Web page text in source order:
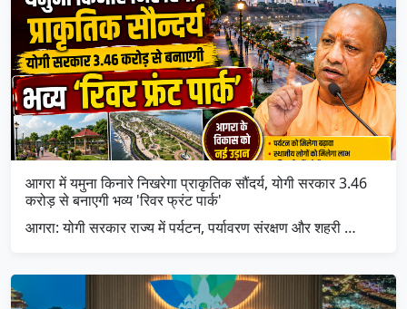
आगरा में यमुना किनारे निखरेगा प्राकृतिक सौंदर्य, योगी सरकार 3.46
करोड़ से बनाएगी भव्य 'रिवर फ्रंट पार्क'
आगरा: योगी सरकार राज्य में पर्यटन, पर्यावरण संरक्षण और शहरी …